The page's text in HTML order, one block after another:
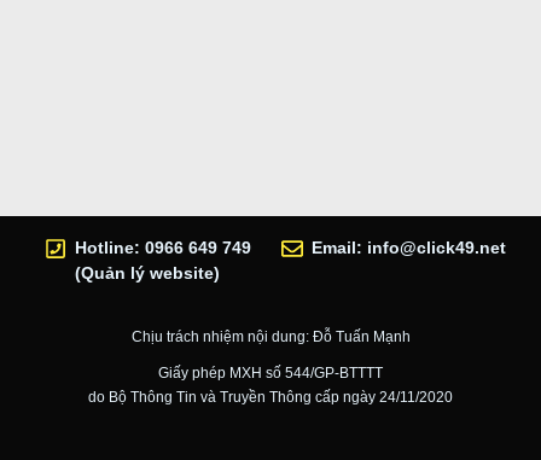
Hotline: 0966 649 749
(Quản lý website)
Email: info@click49.net
Chịu trách nhiệm nội dung: Đỗ Tuấn Mạnh
Giấy phép MXH số 544/GP-BTTTT
do Bộ Thông Tin và Truyền Thông cấp ngày 24/11/2020